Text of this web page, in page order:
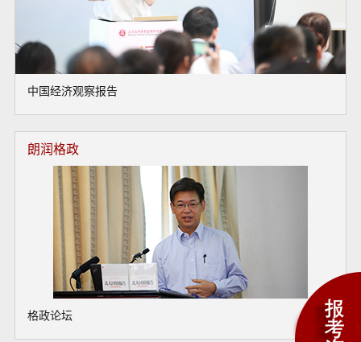
中国经济观察报告
朗润格政
格政论坛